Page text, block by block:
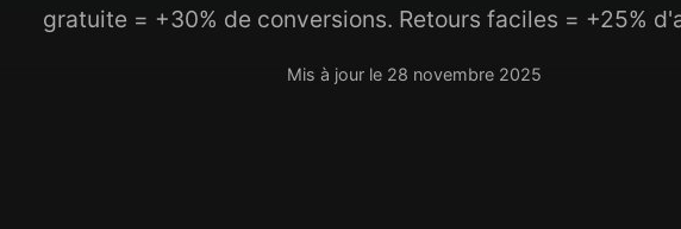
gratuite = +30% de conversions. Retours faciles = +25%
Mis à jour le 28 novembre 2025